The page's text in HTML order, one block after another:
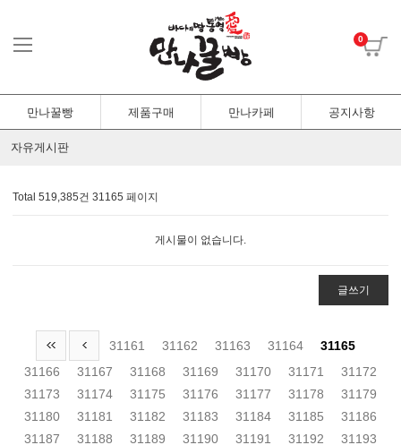
0
만나꿀빵 제품구매 만나카페 공지사항
자유게시판
Total 519,385건 31165 페이지
게시물이 없습니다.
글쓰기
31161 31162 31163 31164
31165
31166
31167 31168 31169 31170 31171
31172
31173
31174 31175 31176 31177 31178
31179
31180
31181 31182 31183 31184 31185
31186
31187
31188 31189 31190 31191 31192
31193